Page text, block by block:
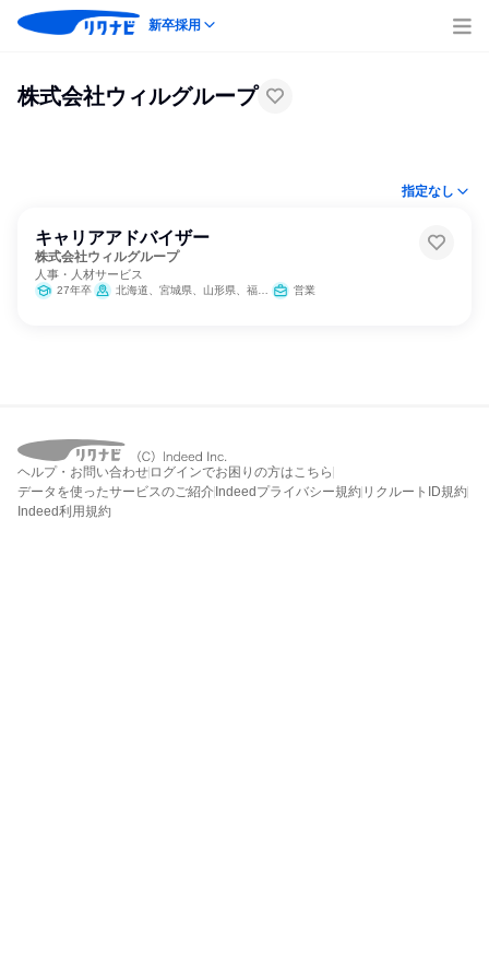
新卒採用
株式会社ウィルグループ
指定なし
キャリアアドバイザー
株式会社ウィルグループ
人事・人材サービス
27年卒 北海道、宮城県、山形県、福島県、茨城県、栃木県、群馬県、埼玉県、千葉県、東京都、神奈川県、新潟県、石川県、山梨県、長野県、静岡県、愛知県、三重県、滋賀県、京都府、大阪府、兵庫県、岡山県、広島県、香川県、高知県、福岡県、長崎県、熊本県、宮崎県、鹿児島県、沖縄県 営業
ヘルプ・お問い合わせ ログインでお困りの方はこちら
データを使ったサービスのご紹介 Indeedプライバシー規約 リクルートID規約
Indeed利用規約